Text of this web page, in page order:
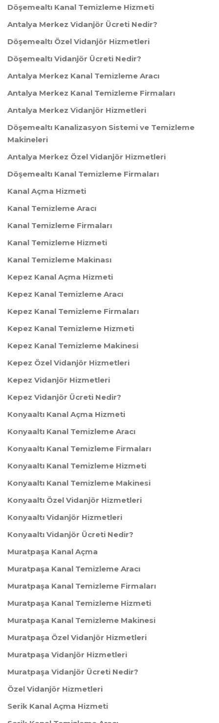
Döşemealtı Kanal Temizleme Hizmeti
Antalya Merkez Vidanjör Ücreti Nedir?
Döşemealtı Özel Vidanjör Hizmetleri
Döşemealtı Vidanjör Ücreti Nedir?
Antalya Merkez Kanal Temizleme Aracı
Antalya Merkez Kanal Temizleme Firmaları
Antalya Merkez Vidanjör Hizmetleri
Döşemealtı Kanalizasyon Sistemi ve Temizleme
Makineleri
Antalya Merkez Özel Vidanjör Hizmetleri
Döşemealtı Kanal Temizleme Firmaları
Kanal Açma Hizmeti
Kanal Temizleme Aracı
Kanal Temizleme Firmaları
Kanal Temizleme Hizmeti
Kanal Temizleme Makinası
Kepez Kanal Açma Hizmeti
Kepez Kanal Temizleme Aracı
Kepez Kanal Temizleme Firmaları
Kepez Kanal Temizleme Hizmeti
Kepez Kanal Temizleme Makinesi
Kepez Özel Vidanjör Hizmetleri
Kepez Vidanjör Hizmetleri
Kepez Vidanjör Ücreti Nedir?
Konyaaltı Kanal Açma Hizmeti
Konyaaltı Kanal Temizleme Aracı
Konyaaltı Kanal Temizleme Firmaları
Konyaaltı Kanal Temizleme Hizmeti
Konyaaltı Kanal Temizleme Makinesi
Konyaaltı Özel Vidanjör Hizmetleri
Konyaaltı Vidanjör Hizmetleri
Konyaaltı Vidanjör Ücreti Nedir?
Muratpaşa Kanal Açma
Muratpaşa Kanal Temizleme Aracı
Muratpaşa Kanal Temizleme Firmaları
Muratpaşa Kanal Temizleme Hizmeti
Muratpaşa Kanal Temizleme Makinesi
Muratpaşa Özel Vidanjör Hizmetleri
Muratpaşa Vidanjör Hizmetleri
Muratpaşa Vidanjör Ücreti Nedir?
Özel Vidanjör Hizmetleri
Serik Kanal Açma Hizmeti